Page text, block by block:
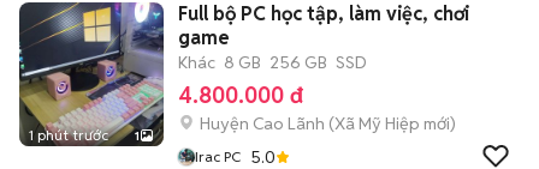
1 phút trước 1
Full bộ PC học tập, làm việc, chơi
game
Khác 8 GB 256 GB SSD
4.800.000 đ
Huyện Cao Lãnh (Xã Mỹ Hiệp mới)
Irac PC 5.0